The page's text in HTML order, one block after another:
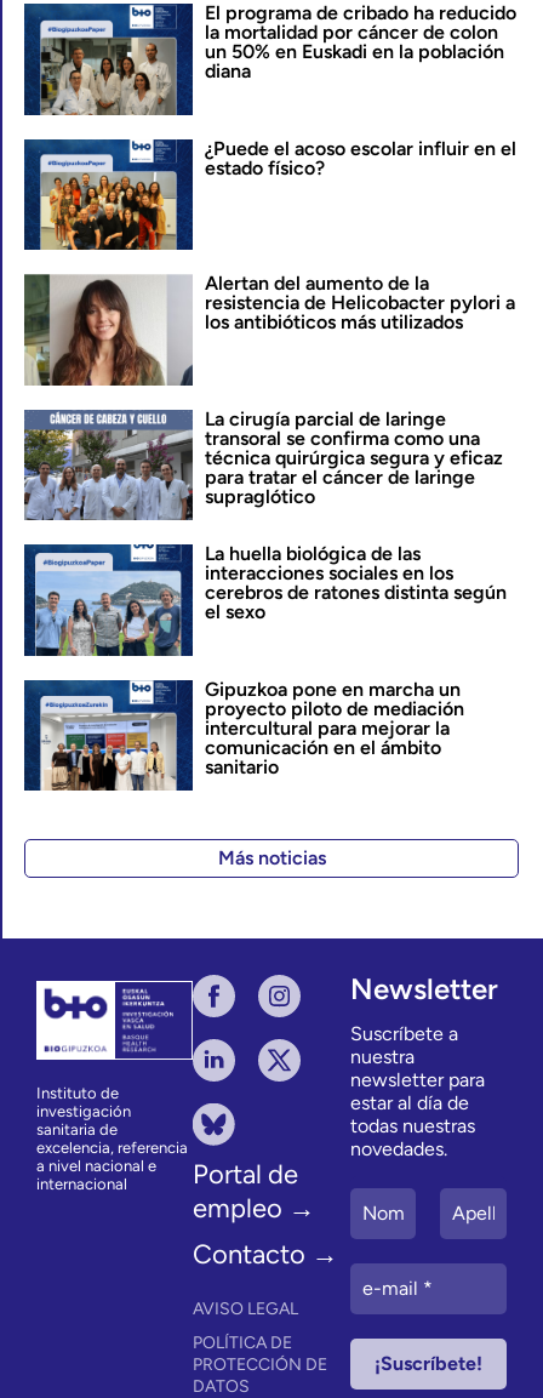
El programa de cribado ha reducido
la mortalidad por cáncer de colon
un 50% en Euskadi en la población
diana
¿Puede el acoso escolar influir en el
estado físico?
Alertan del aumento de la
resistencia de Helicobacter pylori a
los antibióticos más utilizados
La cirugía parcial de laringe
transoral se confirma como una
técnica quirúrgica segura y eficaz
para tratar el cáncer de laringe
supraglótico
La huella biológica de las
interacciones sociales en los
cerebros de ratones distinta según
el sexo
Gipuzkoa pone en marcha un
proyecto piloto de mediación
intercultural para mejorar la
comunicación en el ámbito
sanitario
Más noticias
Instituto de
investigación
sanitaria de
excelencia, referencia
a nivel nacional e
internacional
Portal de
empleo →
Contacto →
AVISO LEGAL
POLÍTICA DE
PROTECCIÓN DE
DATOS
Newsletter
Suscríbete a
nuestra
newsletter para
estar al día de
todas nuestras
novedades.